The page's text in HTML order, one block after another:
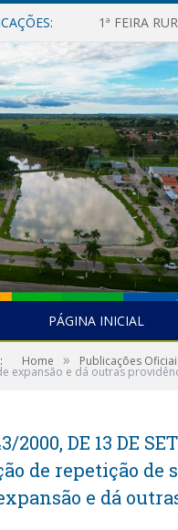
1ª FEIRA
PÁGINA INICIAL
Home » Publicações
expansão e dá outras
2000, DE 13 DE
de repetição de
e dá